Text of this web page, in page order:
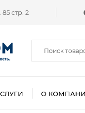
стр. 2
О